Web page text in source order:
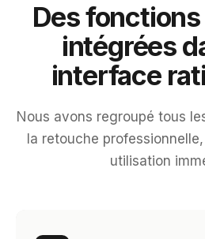
Des
intégrées
interface
Nous avons regroupé tous
la retouche
utilisation